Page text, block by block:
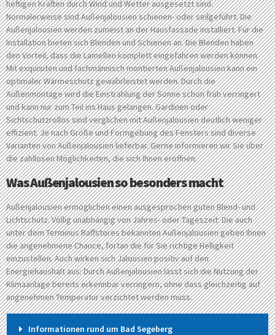
heftigen Kräften durch Wind und Wetter ausgesetzt sind.
Normalerweise sind Außenjalousien schienen- oder seilgeführt. Die
Außenjalousien werden zumeist an der Hausfassade installiert. Für die
Installation bieten sich Blenden und Schienen an. Die Blenden haben
den Vorteil, dass die Lamellen komplett eingefahren werden können.
Mit exquisiten und fachmännisch montierten Außenjalousien kann ein
optimaler Wärmeschutz gewährleistet werden. Durch die
Außenmontage wird die Einstrahlung der Sonne schon früh verringert
und kann nur zum Teil ins Haus gelangen. Gardinen oder
Sichtschutzrollos sind verglichen mit Außenjalousien deutlich weniger
effizient. Je nach Größe und Formgebung des Fensters sind diverse
Varianten von Außenjalousien lieferbar. Gerne informieren wir Sie über
die zahllosen Möglichkeiten, die sich Ihnen eröffnen.
Was Außenjalousien so besonders macht
Außenjalousien ermöglichen einen ausgesprochen guten Blend- und
Lichtschutz. Völlig unabhängig von Jahres- oder Tageszeit: Die auch
unter dem Terminus Raffstores bekannten Außenjalousien geben Ihnen
die angenehmene Chance, fortan die für Sie richtige Helligkeit
einzustellen. Auch wirken sich Jalousien positiv auf den
Energiehaushalt aus: Durch Außenjalousien lässt sich die Nutzung der
Klimaanlage bereits erkennbar verringern, ohne dass gleichzeitig auf
angenehmen Temperatur verzichtet werden muss.
Informationen rund um Bad Segeberg